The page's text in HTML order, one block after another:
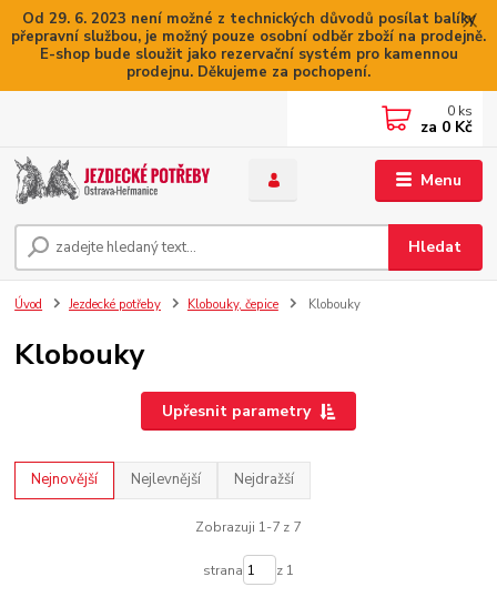
Od 29. 6. 2023 není možné z technických důvodů posílat balíky
přepravní službou, je možný pouze osobní odběr zboží na prodejně.
E-shop bude sloužit jako rezervační systém pro kamennou
prodejnu. Děkujeme za pochopení.
Menu
Hledat
0 ks
za 0 Kč
Úvod Jezdecké potřeby Klobouky, čepice Klobouky
Klobouky
Upřesnit parametry
Nejnovější Nejlevnější Nejdražší
Zobrazuji 1-7 z 7
strana z 1